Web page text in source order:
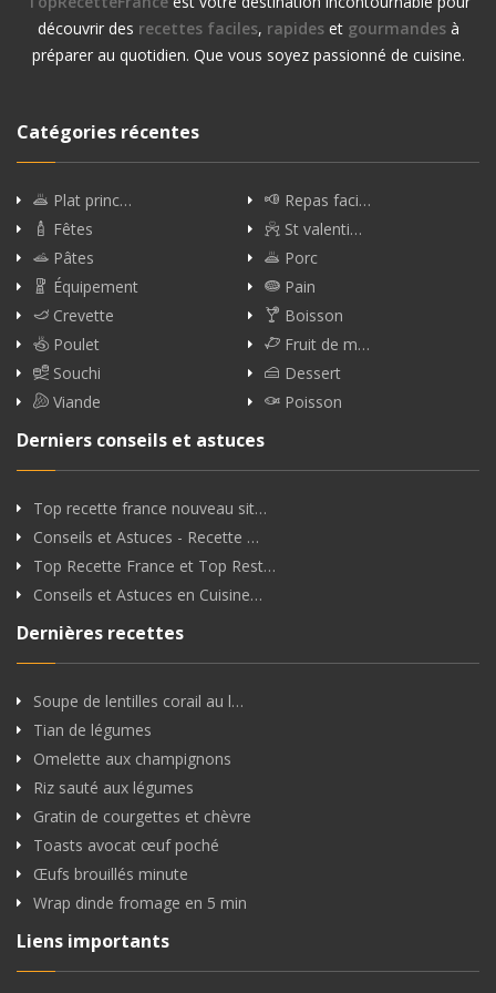
découvrir des recettes faciles, rapideset gourmandesà
préparer au quotidien. Que vous soyez passionné de cuisine.
Catégories récentes
Plat princ…
Repas faci…
Fêtes
St valenti…
Pâtes
Porc
Équipement
Pain
Crevette
Boisson
Poulet
Fruit de m…
Souchi
Dessert
Viande
Poisson
Derniers conseils et astuces
Top recette france nouveau sit…
Conseils et Astuces - Recette …
Top Recette France et Top Rest…
Conseils et Astuces en Cuisine…
Dernières recettes
Soupe de lentilles corail au l…
Tian de légumes
Omelette aux champignons
Riz sauté aux légumes
Gratin de courgettes et chèvre
Toasts avocat œuf poché
Œufs brouillés minute
Wrap dinde fromage en 5 min
Liens importants